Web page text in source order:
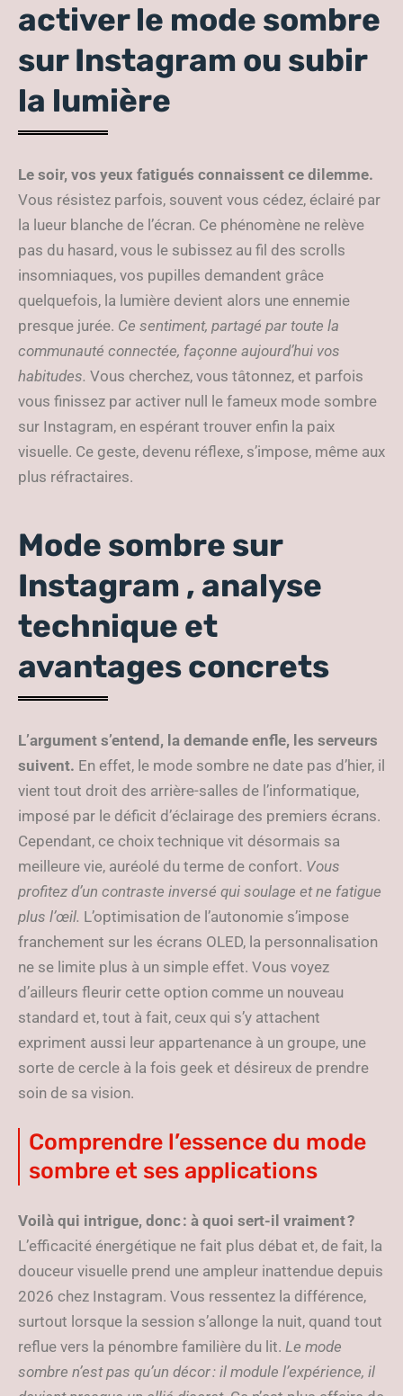
activer le mode sombre
sur Instagram ou subir
la lumière
Le soir, vos yeux fatigués connaissent ce dilemme.
Vous résistez parfois, souvent vous cédez, éclairé par
la lueur blanche de l’écran. Ce phénomène ne relève
pas du hasard, vous le subissez au fil des scrolls
insomniaques, vos pupilles demandent grâce
quelquefois, la lumière devient alors une ennemie
presque jurée. Ce sentiment, partagé par toute la
communauté connectée, façonne aujourd’hui vos
habitudes. Vous cherchez, vous tâtonnez, et parfois
vous finissez par activer null le fameux mode sombre
sur Instagram, en espérant trouver enfin la paix
visuelle. Ce geste, devenu réflexe, s’impose, même aux
plus réfractaires.
Mode sombre sur
Instagram , analyse
technique et
avantages concrets
L’argument s’entend, la demande enfle, les serveurs
suivent. En effet, le mode sombre ne date pas d’hier, il
vient tout droit des arrière-salles de l’informatique,
imposé par le déficit d’éclairage des premiers écrans.
Cependant, ce choix technique vit désormais sa
meilleure vie, auréolé du terme de confort. Vous
profitez d’un contraste inversé qui soulage et ne fatigue
plus l’œil. L’optimisation de l’autonomie s’impose
franchement sur les écrans OLED, la personnalisation
ne se limite plus à un simple effet. Vous voyez
d’ailleurs fleurir cette option comme un nouveau
standard et, tout à fait, ceux qui s’y attachent
expriment aussi leur appartenance à un groupe, une
sorte de cercle à la fois geek et désireux de prendre
soin de sa vision.
Comprendre l’essence du mode
sombre et ses applications
Voilà qui intrigue, donc : à quoi sert-il vraiment ?
L’efficacité énergétique ne fait plus débat et, de fait, la
douceur visuelle prend une ampleur inattendue depuis
2026 chez Instagram. Vous ressentez la différence,
surtout lorsque la session s’allonge la nuit, quand tout
reflue vers la pénombre familière du lit. Le mode
sombre n’est pas qu’un décor : il module l’expérience, il